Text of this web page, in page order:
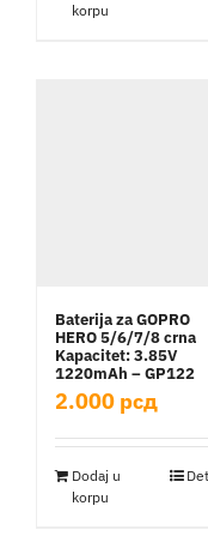
korpu
Baterija za GOPRO
HERO 5/6/7/8 crna
Kapacitet: 3.85V
1220mAh – GP122
2.000 рсд
Dodaj u
korpu